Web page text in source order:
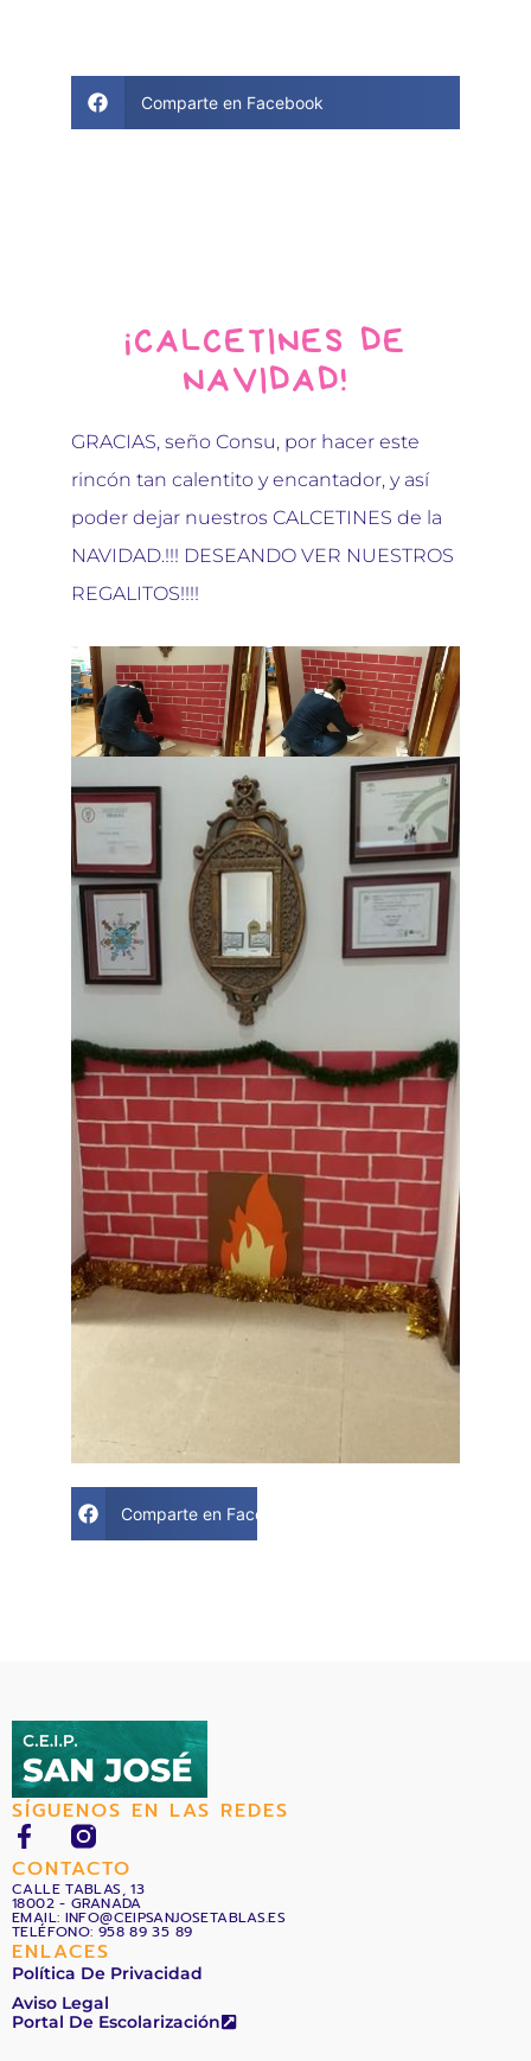
Comparte en Facebook
¡CALCETINES DE
NAVIDAD!
GRACIAS, seño Consu, por hacer este
rincón tan calentito y encantador, y así
poder dejar nuestros CALCETINES de la
NAVIDAD.!!! DESEANDO VER NUESTROS
REGALITOS!!!!
Comparte en Facebook
SÍGUENOS EN LAS REDES
F
a
c
e
b
o
o
k
-
CONTACTO
CALLE TABLAS, 13
18002 - GRANADA
EMAIL: INFO@CEIPSANJOSETABLAS.ES
TELÉFONO: 958 89 35 89
ENLACES
Política De Privacidad
Aviso Legal
Portal De Escolarización